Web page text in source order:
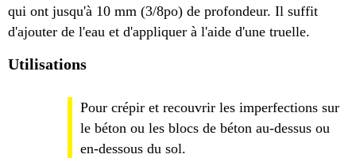
qui ont jusqu'à 10 mm (3/8po) de profondeur. Il suffit
d'ajouter de l'eau et d'appliquer à l'aide d'une truelle.
Utilisations
Pour crépir et recouvrir les imperfections sur
le béton ou les blocs de béton au-dessus ou
en-dessous du sol.